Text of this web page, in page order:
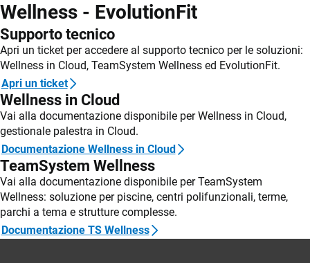
Email Marketing
Fatturazione
Financial Solutions
HR
Trust Services
TeamSystem Corporate
Wellness - EvolutionFit
Supporto tecnico
Apri un ticket per accedere al supporto tecnico per le soluzioni:
Wellness in Cloud, TeamSystem Wellness ed EvolutionFit.
Apri un ticket
Wellness in Cloud
Vai alla documentazione disponibile per Wellness in Cloud,
gestionale palestra in Cloud.
Documentazione Wellness in Cloud
TeamSystem Wellness
Vai alla documentazione disponibile per TeamSystem
Wellness: soluzione per piscine, centri polifunzionali, terme,
parchi a tema e strutture complesse.
Documentazione TS Wellness